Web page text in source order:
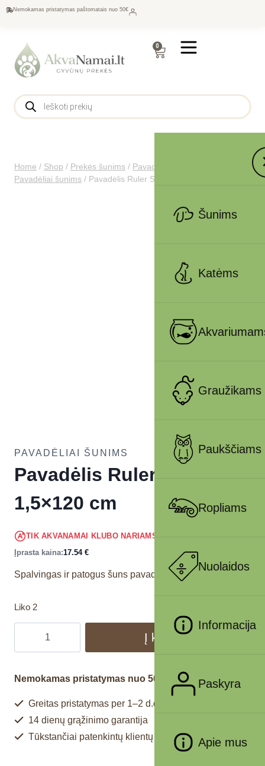
Nemokamas pristatymas paštomatais nuo 50€
0
Šunims
Katėms
Graužikams
Paukščiams
Ropliams
Nuolaidos
Informacija
Paskyra
Apie mus
Home / Shop / Prekės šunims / Pavadėliai, antkakliai šunims
Pavadėliai šunims / Pavadėlis Ruler S, 1,5×120 cm
PAVADĖLIAI ŠUNIMS
Pavadėlis Ruler S,
1,5×120 cm
TIK AKVANAMAI KLUBO NARIAMS
Įprasta kaina:17.54 €
Spalvingas ir patogus šuns pavadėlis, 120 cm ilgio.
Liko 2
Į krepšelį
Nemokamas pristatymas nuo 50€
Greitas pristatymas per 1–2 d.d.
14 dienų grąžinimo garantija
Tūkstančiai patenkintų klientų